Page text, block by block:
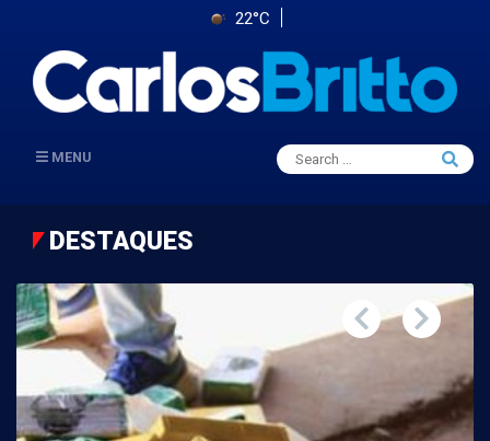
22°C
MENU
Search
for:
Search
DESTAQUES